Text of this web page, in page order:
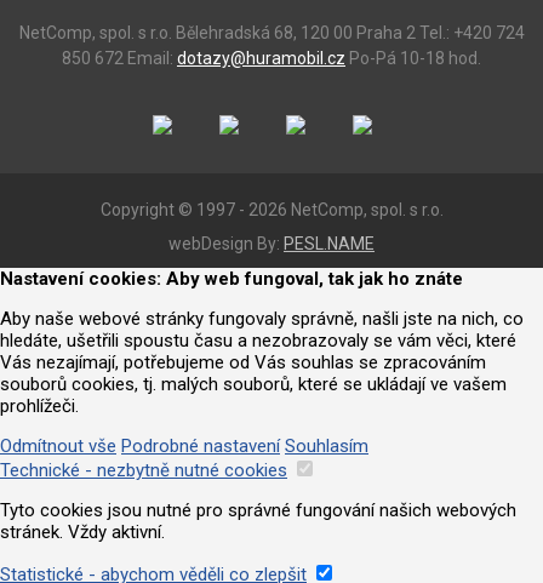
NetComp, spol. s r.o. Bělehradská 68, 120 00 Praha 2 Tel.: +420 724
850 672 Email: dotazy@huramobil.cz Po-Pá 10-18 hod.
Copyright © 1997 - 2026 NetComp, spol. s r.o.
webDesign By: PESL.NAME
Nastavení cookies: Aby web fungoval, tak jak ho znáte
Aby naše webové stránky fungovaly správně, našli jste na nich, co
hledáte, ušetřili spoustu času a nezobrazovaly se vám věci, které
Vás nezajímají, potřebujeme od Vás souhlas se zpracováním
souborů cookies, tj. malých souborů, které se ukládají ve vašem
prohlížeči.
Odmítnout vše Podrobné nastavení Souhlasím
Technické - nezbytně nutné cookies
Tyto cookies jsou nutné pro správné fungování našich webových
stránek. Vždy aktivní.
Statistické - abychom věděli co zlepšit